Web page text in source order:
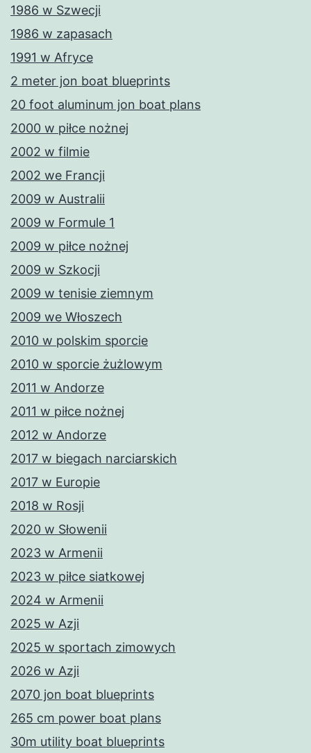
1986 w Szwecji
1986 w zapasach
1991 w Afryce
2 meter jon boat blueprints
20 foot aluminum jon boat plans
2000 w piłce nożnej
2002 w filmie
2002 we Francji
2009 w Australii
2009 w Formule 1
2009 w piłce nożnej
2009 w Szkocji
2009 w tenisie ziemnym
2009 we Włoszech
2010 w polskim sporcie
2010 w sporcie żużlowym
2011 w Andorze
2011 w piłce nożnej
2012 w Andorze
2017 w biegach narciarskich
2017 w Europie
2018 w Rosji
2020 w Słowenii
2023 w Armenii
2023 w piłce siatkowej
2024 w Armenii
2025 w Azji
2025 w sportach zimowych
2026 w Azji
2070 jon boat blueprints
265 cm power boat plans
30m utility boat blueprints